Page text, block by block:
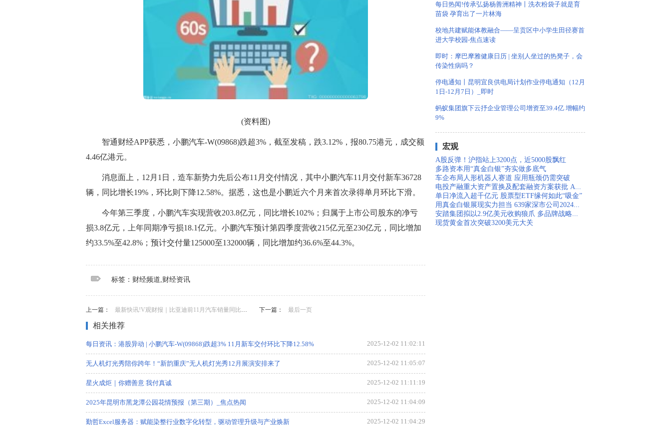
(资料图)
智通财经APP获悉，小鹏汽车-W(09868)跌超3%，截至发稿，跌3.12%，报80.75港元，成交额
4.46亿港元。
消息面上，12月1日，造车新势力先后公布11月交付情况，其中小鹏汽车11月交付新车36728
辆，同比增长19%，环比则下降12.58%。据悉，这也是小鹏近六个月来首次录得单月环比下滑。
今年第三季度，小鹏汽车实现营收203.8亿元，同比增长102%；归属于上市公司股东的净亏
损3.8亿元，上年同期净亏损18.1亿元。小鹏汽车预计第四季度营收215亿元至230亿元，同比增加
约33.5%至42.8%；预计交付量125000至132000辆，同比增加约36.6%至44.3%。
标签：财经频道,财经资讯
上一篇： 最新快讯!V观财报｜比亚迪前11月汽车销量同比增长11.3％ 下一篇： 最后一页
相关推荐
每日资讯：港股异动 | 小鹏汽车-W(09868)跌超3% 11月新车交付环比下降12.58% 2025-12-02 11:02:11
无人机灯光秀陪你跨年！“新韵重庆”无人机灯光秀12月展演安排来了 2025-12-02 11:05:07
星火成炬｜你赠善意 我付真诚 2025-12-02 11:11:19
2025年昆明市黑龙潭公园花情预报（第三期）_焦点热闻 2025-12-02 11:04:09
勤哲Excel服务器：赋能染整行业数字化转型，驱动管理升级与产业焕新 2025-12-02 11:04:29
每日热闻!传承弘扬杨善洲精神丨洗衣粉袋子就是育
苗袋 孕育出了一片林海
校地共建赋能体教融合——呈贡区中小学生田径赛首
进大学校园-焦点速读
即时：摩巴摩雅健康日历 | 坐别人坐过的热凳子，会
传染性病吗？
停电通知丨昆明宜良供电局计划作业停电通知（12月
1日-12月7日）_即时
蚂蚁集团旗下云抒企业管理公司增资至39.4亿 增幅约
9%
宏观
A股反弹！沪指站上3200点，近5000股飘红
多路资本用“真金白银”夯实做多底气
车企布局人形机器人赛道 应用瓶颈仍需突破
电投产融重大资产置换及配套融资方案获批 A...
单日净流入超千亿元 股票型ETF缘何如此“吸金”
用真金白银展现实力担当 639家深市公司2024...
安踏集团拟以2.9亿美元收购狼爪 多品牌战略...
现货黄金首次突破3200美元大关